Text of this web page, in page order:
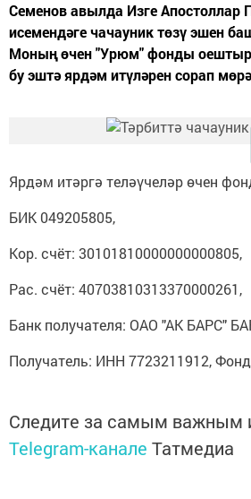
Семенов авылда Изге Апостоллар
исемендәге чачауник төзү эшен
Моның өчен "Урюм" фонды
бу эштә ярдәм итүләрен сорап
Ярдәм итәргә теләүчеләр өчен
БИК 049205805,
Кор. счёт: 30101810000000000805,
Рас. счёт: 40703810313370000261,
Банк получателя: ОАО "АК БАРС"
Получатель: ИНН 7723211912,
Следите за самым важным
Telegram-канале Татмедиа